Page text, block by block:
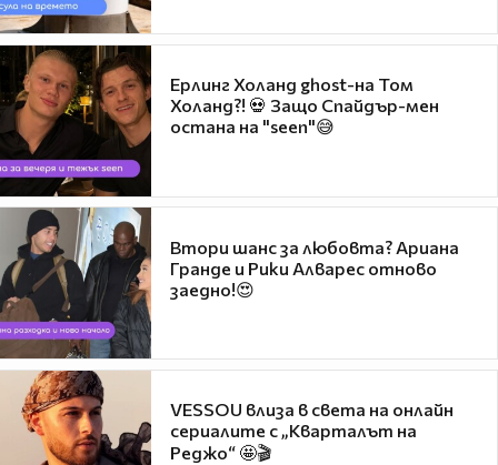
Ерлинг Холанд ghost-на Том
Холанд?! 💀 Защо Спайдър-мен
остана на "seen"😅
Втори шанс за любовта? Ариана
Гранде и Рики Алварес отново
заедно!😍
VESSOU влиза в света на онлайн
сериалите с „Кварталът на
Реджо“ 🤩🎬